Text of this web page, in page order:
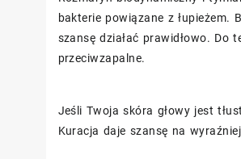
bakterie powiązane z łupieżem.
szansę działać prawidłowo. Do
przeciwzapalne.
Jeśli Twoja skóra głowy jest
Kuracja daje szansę na